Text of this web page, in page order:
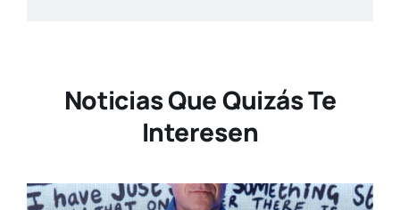
Noticias Que Quizás Te
Interesen